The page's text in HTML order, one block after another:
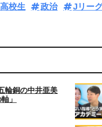
高校生 政治 Jリー
輪銅の中井亜美
」